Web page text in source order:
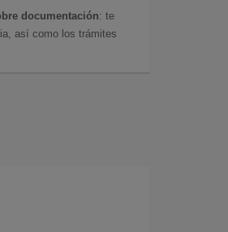
documentación: te
así como los trámites